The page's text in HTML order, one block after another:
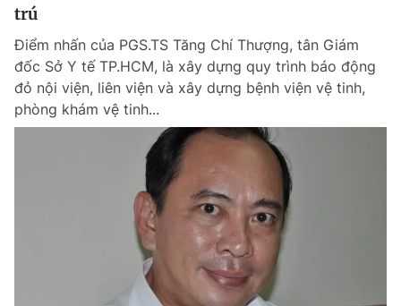
Đọc Thanh Niên trên điện thoại
Liên hệ quảng cáo
0908 780 404
Quảng cáo RSS Tòa soạn
trú
Điểm nhấn của PGS.TS Tăng Chí Thượng, tân Giám
đốc Sở Y tế TP.HCM, là xây dựng quy trình báo động
đỏ nội viện, liên viện và xây dựng bệnh viện vệ tinh,
phòng khám vệ tinh...